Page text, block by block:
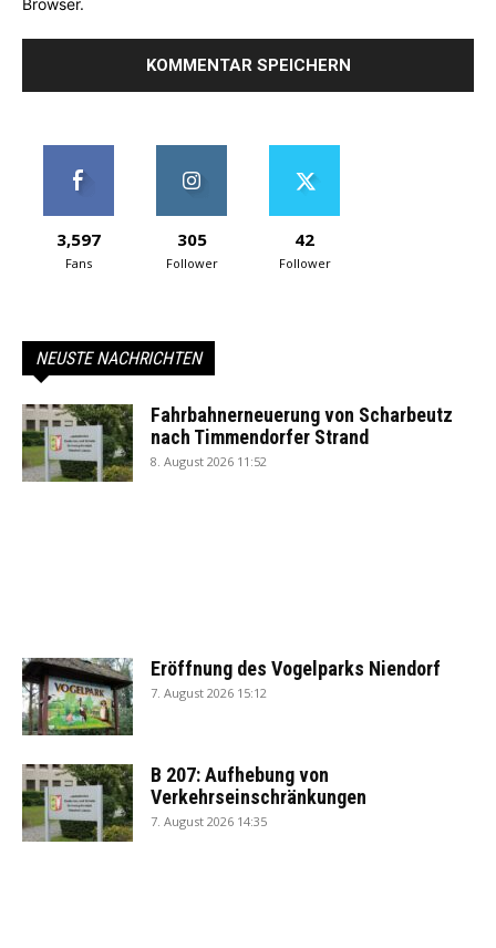
Browser.
3,597
Fans
305
Follower
42
Follower
NEUSTE NACHRICHTEN
Fahrbahnerneuerung von Scharbeutz
nach Timmendorfer Strand
8. August 2026 11:52
Eröffnung des Vogelparks Niendorf
7. August 2026 15:12
B 207: Aufhebung von
Verkehrseinschränkungen
7. August 2026 14:35